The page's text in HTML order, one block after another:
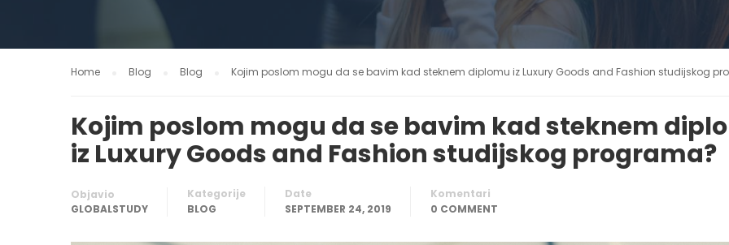
Home Blog Blog Kojim poslom mogu da se bavim kad steknem diplomu iz Luxury Goods and Fashion studijskog
Kojim poslom mogu da se bavim kad steknem
iz Luxury Goods and Fashion studijskog programa?
Objavio
GLOBALSTUDY
Kategorije
BLOG
Date
SEPTEMBER 24, 2019
Komentari
0 COMMENT